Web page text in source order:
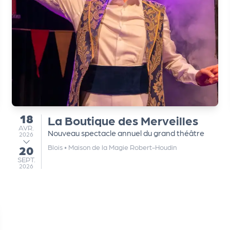
du
18
AVRIL
AVR.
2026
au
20
SEPTEMBRE
SEPT.
2026
La Boutique des Merveilles
Nouveau spectacle annuel du grand théâtre
Blois • Maison de la Magie Robert-Houdin